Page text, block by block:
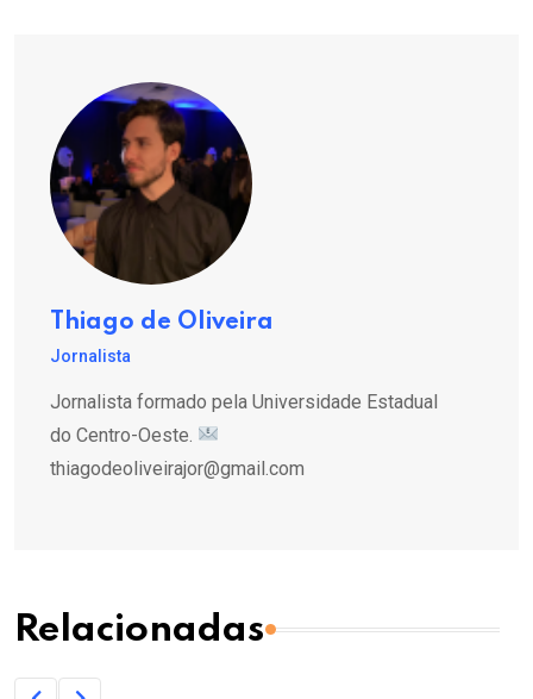
Thiago de Oliveira
Jornalista
Jornalista formado pela Universidade Estadual
do Centro-Oeste.
thiagodeoliveirajor@gmail.com
Relacionadas